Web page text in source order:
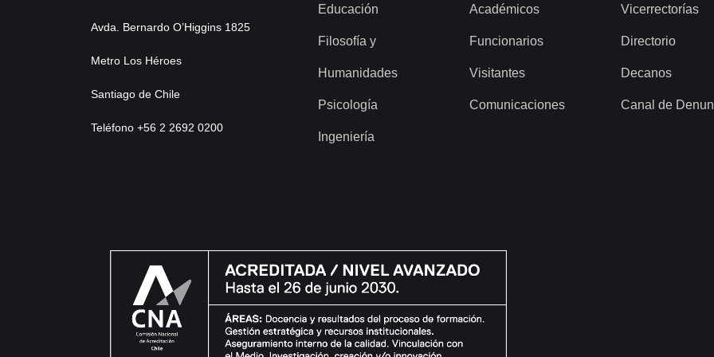
Avda. Bernardo O’Higgins 1825
Metro Los Héroes
Santiago de Chile
Teléfono +56 2 2692 0200
Educación
Filosofía y
Humanidades
Psicología
Ingeniería
Académicos
Funcionarios
Visitantes
Comunicaciones
Vicerrectorías
Directorio
Decanos
Canal de